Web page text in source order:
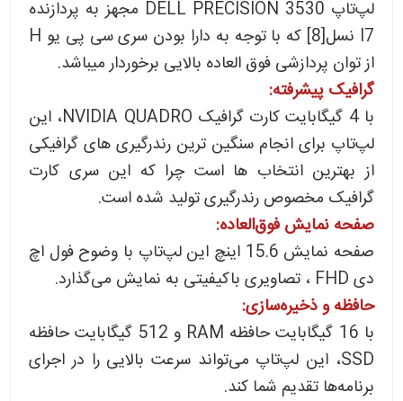
لپ‌تاپ DELL PRECISION 3530 مجهز به پردازنده
I7 نسل[8] که با توجه به دارا بودن سری سی پی یو H
از توان پردازشی فوق العاده بالایی برخوردار میباشد.
گرافیک پیشرفته:
با 4 گیگابایت کارت گرافیک NVIDIA QUADRO، این
لپ‌تاپ برای انجام سنگین ترین رندرگیری های گرافیکی
از بهترین انتخاب ها است چرا که این سری کارت
گرافیک مخصوص رندرگیری تولید شده است.
صفحه نمایش فوق‌العاده:
صفحه نمایش 15.6 اینچ این لپ‌تاپ با وضوح فول اچ
دی FHD ، تصاویری باکیفیتی به نمایش می‌گذارد.
حافظه و ذخیره‌سازی:
با 16 گیگابایت حافظه RAM و 512 گیگابایت حافظه
SSD، این لپ‌تاپ می‌تواند سرعت بالایی را در اجرای
برنامه‌ها تقدیم شما کند.